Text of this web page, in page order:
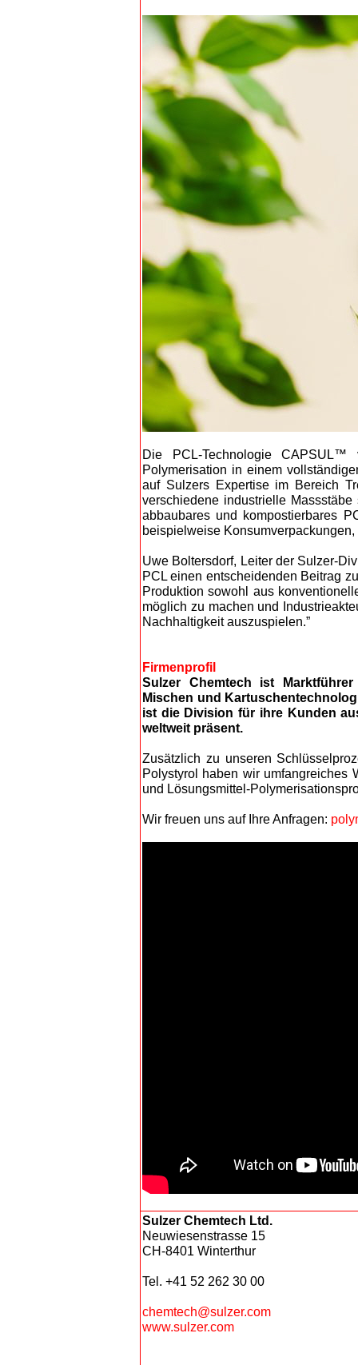
Die PCL-Technologie
Polymerisation in einem
auf Sulzers Expertise im Bereich
verschiedene industrielle
abbaubares und kompostierbares
beispielweise
Uwe Boltersdorf, Leiter der Sulzer-
PCL einen entscheidenden Beitrag
Produktion sowohl aus
möglich zu machen und
Nachhaltigkeit auszuspielen.”
Firmenprofil
Sulzer Chemtech ist
Mischen und
ist die Division für ihre Kunden
weltweit präsent.
Zusätzlich zu unseren
Polystyrol haben wir umfangreiches
und Lösungsmittel-
Wir freuen uns auf Ihre Anfragen:
Sulzer Chemtech Ltd.
Neuwiesenstrasse 15
CH-8401 Winterthur
Tel. +41 52 262 30 00
chemtech@sulzer.com
www.sulzer.com